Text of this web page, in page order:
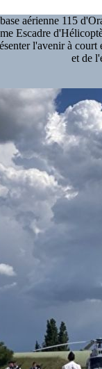
aérienne 115
Escadre
l'avenir à
et de